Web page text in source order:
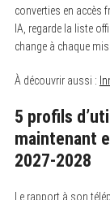
converties en accès
IA, regarde la liste
change à chaque
À découvrir aussi :
5 profils
maintenant
2027-2028
Le rapport à son